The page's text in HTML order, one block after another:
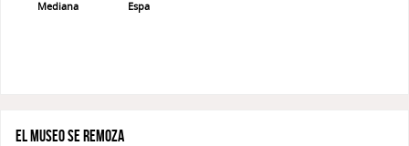
Mediana
Espa
El Museo se remoza